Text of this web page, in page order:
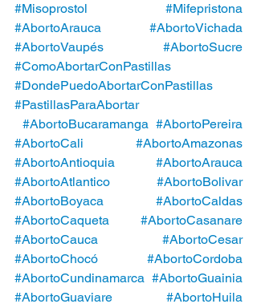
#Misoprostol
#Mifepristona
#AbortoArauca
#AbortoVichada
#AbortoVaupés
#AbortoSucre
#ComoAbortarConPastillas
#DondePuedoAbortarConPastillas
#PastillasParaAbortar
#AbortoBucaramanga #AbortoPereira
#AbortoCali
#AbortoAmazonas
#AbortoAntioquia
#AbortoArauca
#AbortoAtlantico
#AbortoBolivar
#AbortoBoyaca
#AbortoCaldas
#AbortoCaqueta
#AbortoCasanare
#AbortoCauca
#AbortoCesar
#AbortoChocó
#AbortoCordoba
#AbortoCundinamarca #AbortoGuainia
#AbortoGuaviare
#AbortoHuila